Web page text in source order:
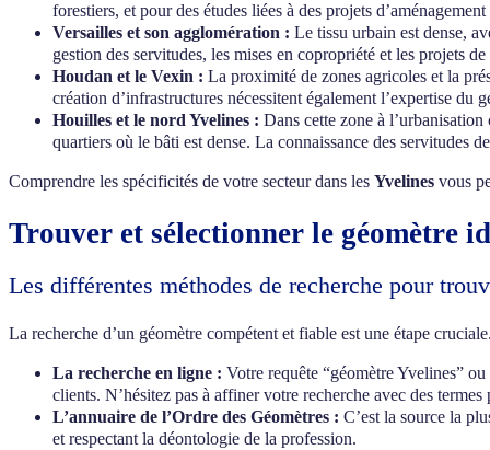
forestiers, et pour des études liées à des projets
Versailles et son agglomération : Le tissu urbain est dense,
gestion des servitudes, les mises en copropriété et les projets
Houdan et le Vexin : La proximité de zones agricoles et la
création d’infrastructures nécessitent également l’expertise
Houilles et le nord Yvelines : Dans cette zone à
quartiers où le bâti est dense. La connaissance des servitudes
Comprendre les spécificités de votre secteur dans les Yvelines vous
Trouver et sélectionner le géomètre
Les différentes méthodes de recherche pour
La recherche d’un géomètre compétent et fiable est une étape
La recherche en ligne : Votre requête “géomètre Yvelines”
clients. N’hésitez pas à affiner votre recherche avec des
L’annuaire de l’Ordre des Géomètres : C’est la source la
et respectant la déontologie de la profession.